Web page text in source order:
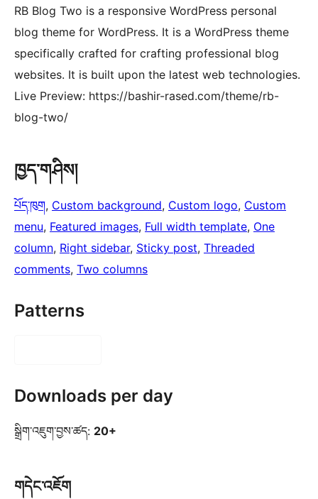
RB Blog Two is a responsive WordPress personal
blog theme for WordPress. It is a WordPress theme
specifically crafted for crafting professional blog
websites. It is built upon the latest web technologies.
Live Preview: https://bashir-rased.com/theme/rb-
blog-two/
ཁྱད་གཤིས།
པོད་ཁུག, Custom background, Custom logo, Custom
menu, Featured images, Full width template, One
column, Right sidebar, Sticky post, Threaded
comments, Two columns
Patterns
Downloads per day
སྒྲིག་འཇུག་བྱས་ཚད: 20+
གདེང་འཇོག